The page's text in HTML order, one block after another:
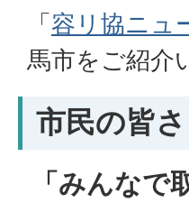
「 容リ協ニュ
馬市をご紹介
市民の皆
「みんなで